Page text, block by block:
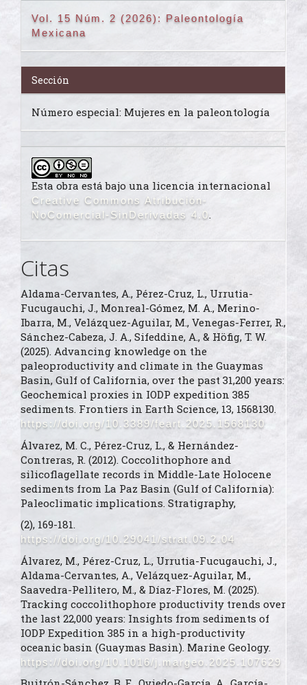
Vol. 15 Núm. 2 (2026): Paleontología
Mexicana
Sección
Número especial: Mujeres en la paleontología
Esta obra está bajo una licencia internacional
Creative Commons Atribución-
NoComercial-SinDerivadas 4.0.
Citas
Aldama-Cervantes, A., Pérez-Cruz, L., Urrutia-
Fucugauchi, J., Monreal-Gómez, M. A., Merino-
Ibarra, M., Velázquez-Aguilar, M., Venegas-Ferrer, R.,
Sánchez-Cabeza, J. A., Sifeddine, A., & Höfig, T. W.
(2025). Advancing knowledge on the
paleoproductivity and climate in the Guaymas
Basin, Gulf of California, over the past 31,200 years:
Geochemical proxies in IODP expedition 385
sediments. Frontiers in Earth Science, 13, 1568130.
https://doi.org/10.3389/feart.2025.1568130
Álvarez, M. C., Pérez-Cruz, L., & Hernández-
Contreras, R. (2012). Coccolithophore and
silicoflagellate records in Middle-Late Holocene
sediments from La Paz Basin (Gulf of California):
Paleoclimatic implications. Stratigraphy,
(2), 169-181.
https://doi.org/10.29041/strat.09.2.04
Álvarez, M., Pérez-Cruz, L., Urrutia-Fucugauchi, J.,
Aldama-Cervantes, A., Velázquez-Aguilar, M.,
Saavedra-Pellitero, M., & Díaz-Flores, M. (2025).
Tracking coccolithophore productivity trends over
the last 22,000 years: Insights from sediments of
IODP Expedition 385 in a high-productivity
oceanic basin (Guaymas Basin). Marine Geology.
https://doi.org/10.1016/j.margeo.2025.107629